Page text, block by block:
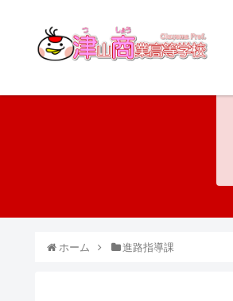
ホーム 進路指導課